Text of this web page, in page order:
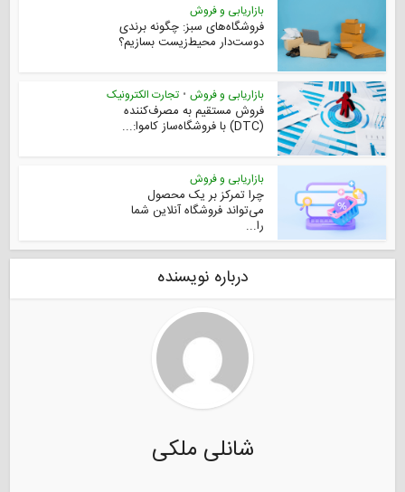
بازاریابی و فروش
فروشگاه‌های سبز: چگونه برندی
دوست‌دار محیط‌زیست بسازیم؟
بازاریابی و فروش • تجارت الکترونیک
فروش مستقیم به مصرف‌کننده
(DTC) با فروشگاه‌ساز کاموا:...
بازاریابی و فروش
چرا تمرکز بر یک محصول
می‌تواند فروشگاه آنلاین شما
را...
درباره نویسنده
شانلی ملکی